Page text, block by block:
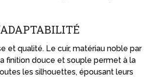
et qualité. Le cuir, matériau noble par
finition douce et souple permet à la
les silhouettes, épousant leurs